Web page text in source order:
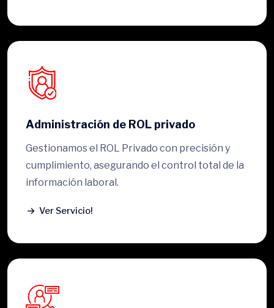
Administración de ROL privado
Gestionamos el ROL Privado con precisión y
cumplimiento, asegurando el control total de la
información laboral.
Ver Servicio!